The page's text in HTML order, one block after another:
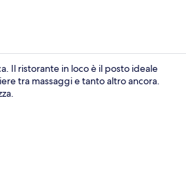
Il ristorante in loco è il posto ideale
tra massaggi e tanto altro ancora.